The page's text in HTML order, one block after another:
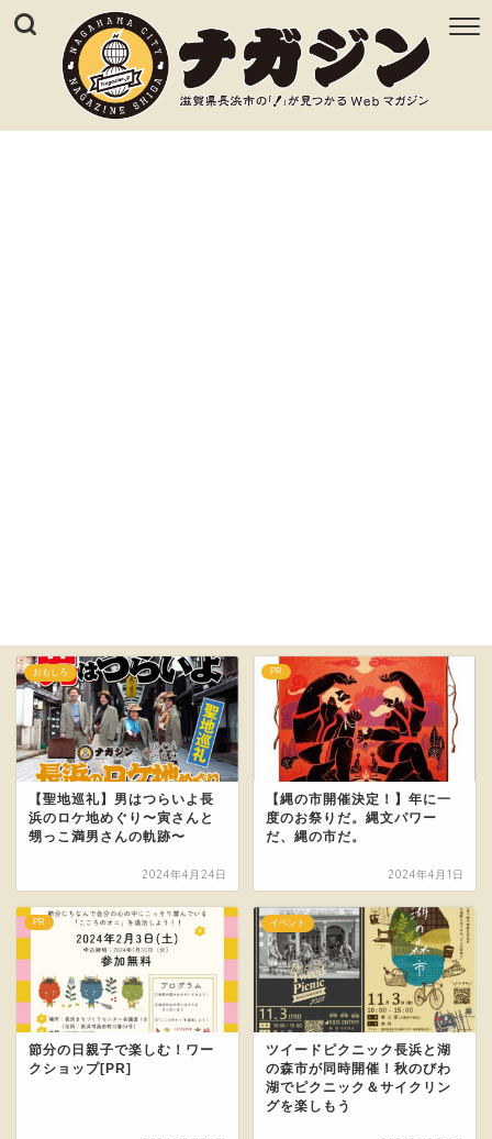
おもしろ
【聖地巡礼】男はつらいよ長
浜のロケ地めぐり〜寅さんと
甥っこ満男さんの軌跡〜
2024年4月24日
PR
【縄の市開催決定！】年に一
度のお祭りだ。縄文パワー
だ、縄の市だ。
2024年4月1日
PR
節分の日親子で楽しむ！ワー
クショップ[PR]
イベント
ツイードピクニック長浜と湖
の森市が同時開催！秋のびわ
湖でピクニック＆サイクリン
グを楽しもう